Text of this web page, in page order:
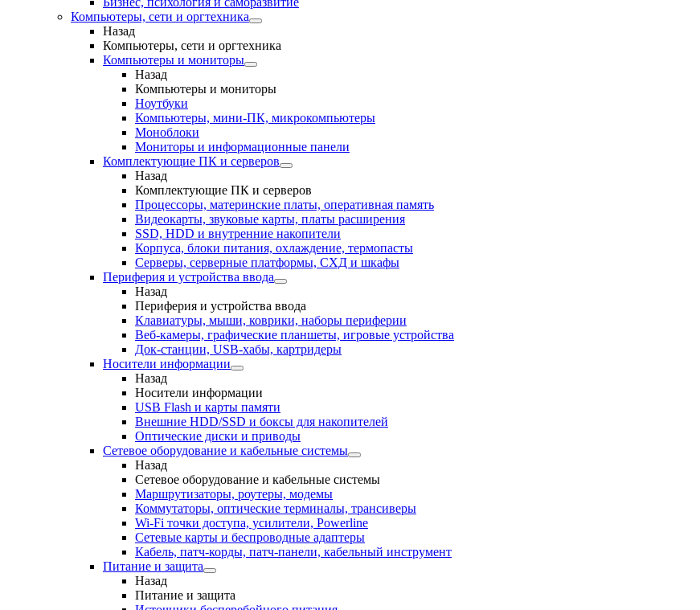
Компьютеры, сети и оргтехника
Назад
Компьютеры, сети и оргтехника
Компьютеры и мониторы
Назад
Компьютеры и мониторы
Ноутбуки
Компьютеры, мини-ПК, микрокомпьютеры
Моноблоки
Мониторы и информационные панели
Комплектующие ПК и серверов
Назад
Комплектующие ПК и серверов
Процессоры, материнские платы, оперативная память
Видеокарты, звуковые карты, платы расширения
SSD, HDD и внутренние накопители
Корпуса, блоки питания, охлаждение, термопасты
Серверы, серверные платформы, СХД и шкафы
Периферия и устройства ввода
Назад
Периферия и устройства ввода
Клавиатуры, мыши, коврики, наборы периферии
Веб-камеры, графические планшеты, игровые устройства
Док-станции, USB-хабы, картридеры
Носители информации
Назад
Носители информации
USB Flash и карты памяти
Внешние HDD/SSD и боксы для накопителей
Оптические диски и приводы
Сетевое оборудование и кабельные системы
Назад
Сетевое оборудование и кабельные системы
Маршрутизаторы, роутеры, модемы
Коммутаторы, оптические терминалы, трансиверы
Wi-Fi точки доступа, усилители, Powerline
Сетевые карты и беспроводные адаптеры
Кабель, патч-корды, патч-панели, кабельный инструмент
Питание и защита
Назад
Питание и защита